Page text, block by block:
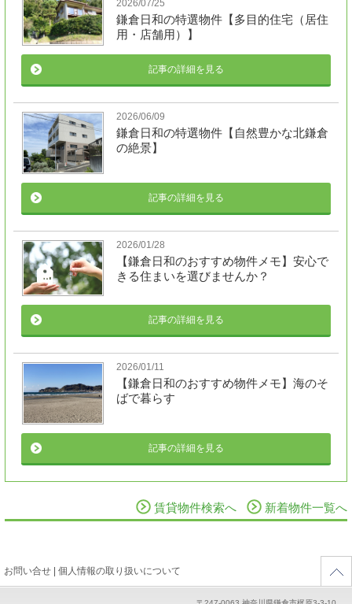
2026/07/25
鎌倉日和の特選物件【多目的住宅（居住
用・店舗用）】
記事の詳細を見る
2026/06/09
鎌倉日和の特選物件【自然豊かな北鎌倉
の絶景】
記事の詳細を見る
2026/01/28
【鎌倉日和のおすすめ物件メモ】安心で
きる住まいを選びませんか？
記事の詳細を見る
2026/01/11
【鎌倉日和のおすすめ物件メモ】海のそ
ばで暮らす
記事の詳細を見る
賃貸物件検索へ 新着物件一覧へ
お問い合せ 個人情報の取り扱いについて